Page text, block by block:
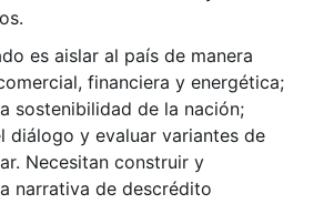
es aislar al país de manera
financiera y energética;
sostenibilidad de la nación;
diálogo y evaluar variantes de
Necesitan construir y
narrativa de descrédito